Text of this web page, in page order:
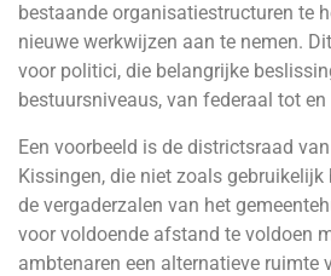
bestaande organisatiestructuren te
nieuwe werkwijzen aan te nemen.
voor politici, die belangrijke
bestuursniveaus, van federaal tot
Een voorbeeld is de districtsraad
Kissingen, die niet zoals
de vergaderzalen van het
voor voldoende afstand te voldoen
ambtenaren een alternatieve ruimte